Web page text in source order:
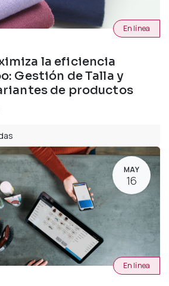
la eficiencia
Gestión de Talla y
de productos
En línea
MAY
16
En línea